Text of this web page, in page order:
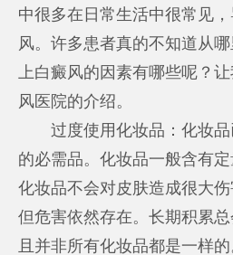
中很多在日常生活中很常见
风。许多患者真的不知道从
上白癜风的因素有哪些呢？
风医院的介绍。
过度使用化妆品：化妆品
的必需品。化妆品一般含有
化妆品不会对皮肤造成很大伤
但危害依然存在。长期积累
且并非所有化妆品都是一样